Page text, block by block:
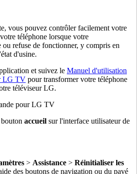
vous pouvez contrôler facilement votre
téléphone lorsque votre
ou refuse de fonctionner, y compris en
d'usine.
et suivez le Manuel d'utilisation
LG TV pour transformer votre téléphone
téléviseur LG.
pour LG TV
accueil sur l'interface utilisateur de
> Assistance > Réinitialiser les
des boutons de navigation ou du pavé